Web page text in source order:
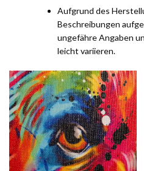
Aufgrund des
Beschreibungen
ungefähre Angaben
leicht variieren.